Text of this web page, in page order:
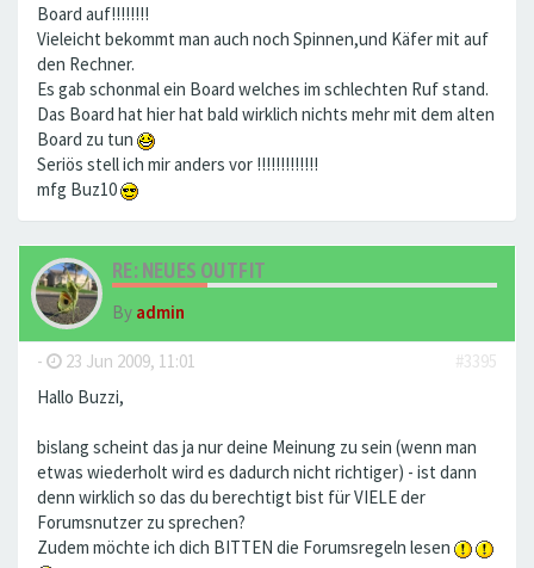
Board auf!!!!!!!!
Vieleicht bekommt man auch noch Spinnen,und Käfer mit auf
den Rechner.
Es gab schonmal ein Board welches im schlechten Ruf stand.
Das Board hat hier hat bald wirklich nichts mehr mit dem alten
Board zu tun
Seriös stell ich mir anders vor !!!!!!!!!!!!!
mfg Buz10
RE: NEUES OUTFIT
By admin
- 23 Jun 2009, 11:01
#3395
Hallo Buzzi,
bislang scheint das ja nur deine Meinung zu sein (wenn man
etwas wiederholt wird es dadurch nicht richtiger) - ist dann
denn wirklich so das du berechtigt bist für VIELE der
Forumsnutzer zu sprechen?
Zudem möchte ich dich BITTEN die Forumsregeln lesen